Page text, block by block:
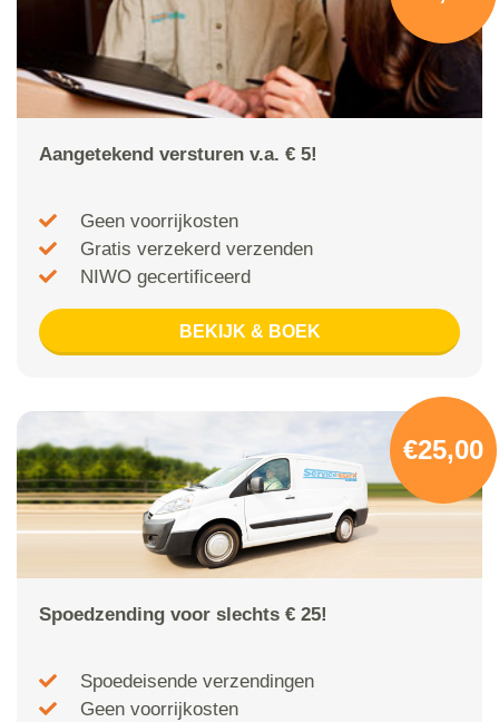
Aangetekend versturen v.a. € 5!
Geen voorrijkosten
Gratis verzekerd verzenden
NIWO gecertificeerd
BEKIJK & BOEK
€25,00
Spoedzending voor slechts € 25!
Spoedeisende verzendingen
Geen voorrijkosten